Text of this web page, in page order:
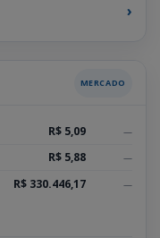
›
MERCADO
R$ 5,09 —
R$ 5,88 —
R$ 330.446,17 —